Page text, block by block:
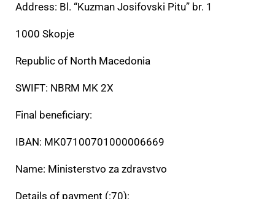
Address: Bl. “Kuzman Josifovski Pitu” br. 1
1000 Skopje
Republic of North Macedonia
SWIFT: NBRM MK 2X
Final beneficiary:
IBAN: MK07100701000006669
Name: Ministerstvo za zdravstvo
Details of payment (:70):